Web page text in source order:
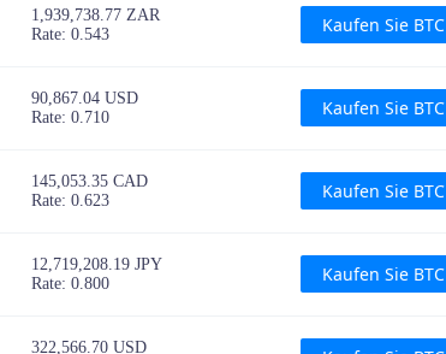
1,939,738.77 ZAR
Rate: 0.543
Kaufen Sie BTC
90,867.04 USD
Rate: 0.710
Kaufen Sie BTC
145,053.35 CAD
Rate: 0.623
Kaufen Sie BTC
12,719,208.19 JPY
Rate: 0.800
Kaufen Sie BTC
322,566.70 USD